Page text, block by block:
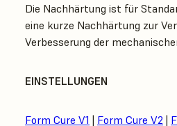
Die Nachhärtung ist für
eine kurze Nachhärtung zur
Verbesserung der
EINSTELLUNGEN
Form Cure V1 | Form Cure V2 |